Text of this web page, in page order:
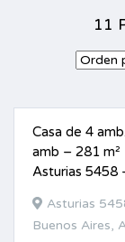
11
Casa de 4
amb – 281
Asturias 5458
Asturias
Buenos Aires,